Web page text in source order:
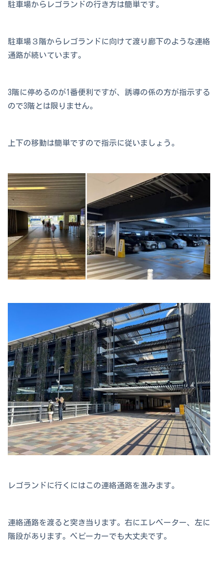
駐車場からレゴランドの行き方は簡単です。
駐車場３階からレゴランドに向けて渡り廊下のような連絡
通路が続いています。
3階に停めるのが1番便利ですが、誘導の係の方が指示する
ので3階とは限りません。
上下の移動は簡単ですので指示に従いましょう。
レゴランドに行くにはこの連絡通路を進みます。
連絡通路を渡ると突き当ります。右にエレベーター、左に
階段があります。ベビーカーでも大丈夫です。